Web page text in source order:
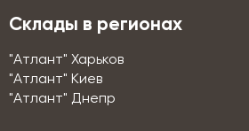
Склады в регионах
"Атлант" Харьков
"Атлант" Киев
"Атлант" Днепр